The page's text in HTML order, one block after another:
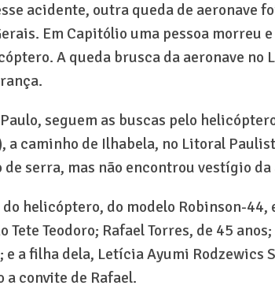
acidente, outra queda de aeronave
Em Capitólio uma pessoa morreu
A queda brusca da aeronave no
Paulo, seguem as buscas pelo
a caminho de Ilhabela, no Litoral
de serra, mas não encontrou vestígio
helicóptero, do modelo Robinson-44,
Tete Teodoro; Rafael Torres, de 45
e a filha dela, Letícia Ayumi Rodzewics
a convite de Rafael.